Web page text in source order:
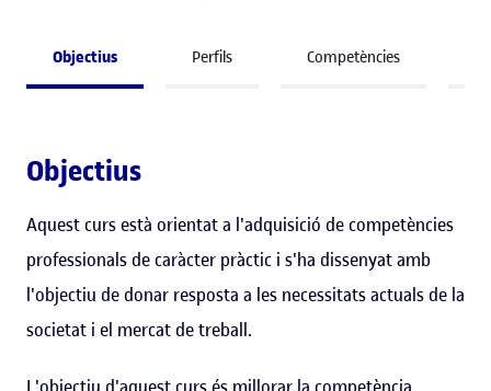
Objectius Perfils Competències
Objectius
Aquest curs està orientat a l'adquisició de competències
professionals de caràcter pràctic i s'ha dissenyat amb
l'objectiu de donar resposta a les necessitats actuals de la
societat i el mercat de treball.